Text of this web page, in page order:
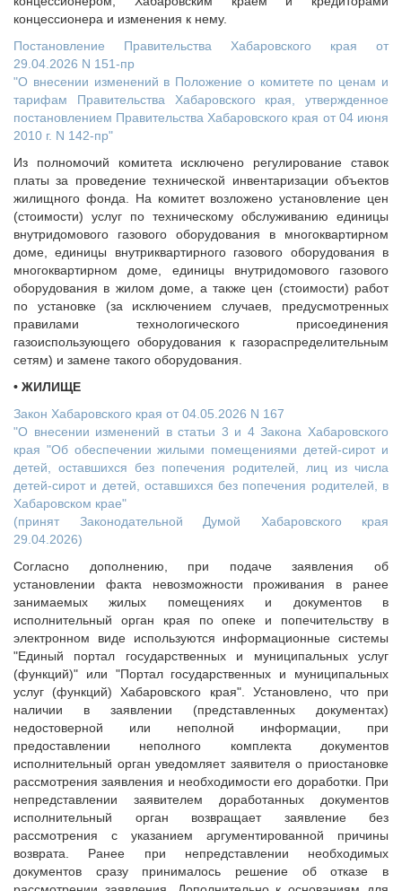
концессионера и изменения к нему.
Постановление Правительства Хабаровского края от
29.04.2026 N 151-пр
"О внесении изменений в Положение о комитете по ценам и
тарифам Правительства Хабаровского края, утвержденное
постановлением Правительства Хабаровского края от 04 июня
2010 г. N 142-пр"
Из полномочий комитета исключено регулирование ставок
платы за проведение технической инвентаризации объектов
жилищного фонда. На комитет возложено установление цен
(стоимости) услуг по техническому обслуживанию единицы
внутридомового газового оборудования в многоквартирном
доме, единицы внутриквартирного газового оборудования в
многоквартирном доме, единицы внутридомового газового
оборудования в жилом доме, а также цен (стоимости) работ
по установке (за исключением случаев, предусмотренных
правилами технологического присоединения
газоиспользующего оборудования к газораспределительным
сетям) и замене такого оборудования.
• ЖИЛИЩЕ
Закон Хабаровского края от 04.05.2026 N 167
"О внесении изменений в статьи 3 и 4 Закона Хабаровского
края "Об обеспечении жилыми помещениями детей-сирот и
детей, оставшихся без попечения родителей, лиц из числа
детей-сирот и детей, оставшихся без попечения родителей, в
Хабаровском крае"
(принят Законодательной Думой Хабаровского края
29.04.2026)
Согласно дополнению, при подаче заявления об
установлении факта невозможности проживания в ранее
занимаемых жилых помещениях и документов в
исполнительный орган края по опеке и попечительству в
электронном виде используются информационные системы
"Единый портал государственных и муниципальных услуг
(функций)" или "Портал государственных и муниципальных
услуг (функций) Хабаровского края". Установлено, что при
наличии в заявлении (представленных документах)
недостоверной или неполной информации, при
предоставлении неполного комплекта документов
исполнительный орган уведомляет заявителя о приостановке
рассмотрения заявления и необходимости его доработки. При
непредставлении заявителем доработанных документов
исполнительный орган возвращает заявление без
рассмотрения с указанием аргументированной причины
возврата. Ранее при непредставлении необходимых
документов сразу принималось решение об отказе в